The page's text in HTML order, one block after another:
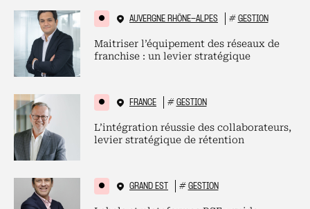
AUVERGNE RHÔNE-ALPES # GESTION
Maitriser l’équipement des réseaux de
franchise : un levier stratégique
FRANCE # GESTION
L’intégration réussie des collaborateurs,
levier stratégique de rétention
GRAND EST # GESTION